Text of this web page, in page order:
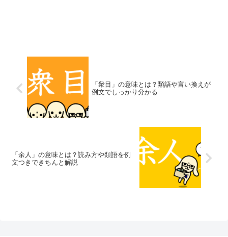
「衆目」の意味とは？類語や言い換えが
例文でしっかり分かる
「余人」の意味とは？読み方や類語を例
文つきできちんと解説